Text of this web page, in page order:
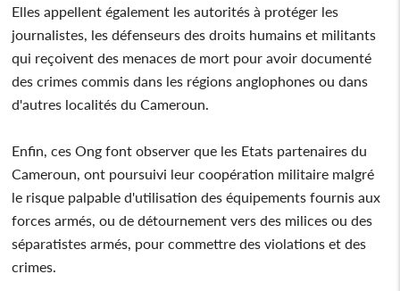
Elles appellent également les autorités à protéger les
journalistes, les défenseurs des droits humains et militants
qui reçoivent des menaces de mort pour avoir documenté
des crimes commis dans les régions anglophones ou dans
d'autres localités du Cameroun.
Enfin, ces Ong font observer que les Etats partenaires du
Cameroun, ont poursuivi leur coopération militaire malgré
le risque palpable d'utilisation des équipements fournis aux
forces armés, ou de détournement vers des milices ou des
séparatistes armés, pour commettre des violations et des
crimes.